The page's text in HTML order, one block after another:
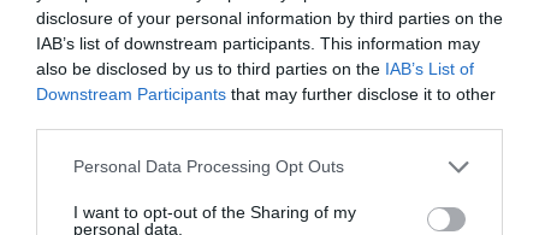
disclosure of your personal information by third parties on the
IAB’s list of downstream participants. This information may
also be disclosed by us to third parties on the IAB’s List of
Downstream Participants that may further disclose it to other
Personal Data Processing Opt Outs
I want to opt-out of the Sharing of my
personal data.
65 γλώσσες (μόνο το Sapiens έχει πουλήσει 25
εκατομμύρια αντίτυπα, ενώ παρέμεινε επί 96 συναπτές
εβδομάδες στη λίστα των τριών πρώτων μπεστ σέλερ